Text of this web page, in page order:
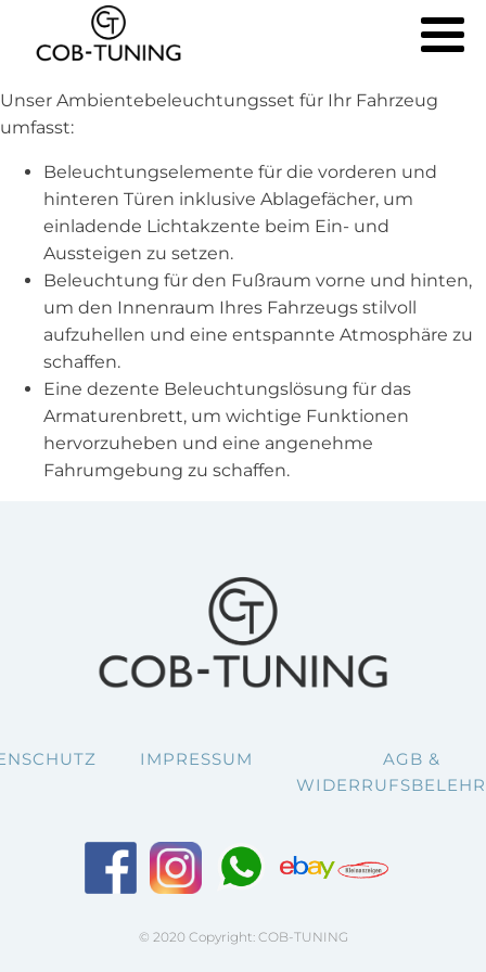
Unser Ambientebeleuchtungsset für Ihr Fahrzeug
umfasst:
Beleuchtungselemente für die vorderen und
hinteren Türen inklusive Ablagefächer, um
einladende Lichtakzente beim Ein- und
Aussteigen zu setzen.
Beleuchtung für den Fußraum vorne und hinten,
um den Innenraum Ihres Fahrzeugs stilvoll
aufzuhellen und eine entspannte Atmosphäre zu
schaffen.
Eine dezente Beleuchtungslösung für das
Armaturenbrett, um wichtige Funktionen
hervorzuheben und eine angenehme
Fahrumgebung zu schaffen.
IMPRESSUM
AGB &
© 2020 Copyright: COB-TUNING